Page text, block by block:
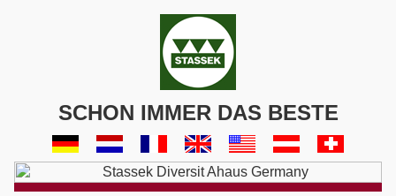
SCHON IMMER DAS BESTE